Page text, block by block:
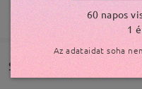
Írjon
TOVÁBBIAK
Szállítás
60 napos
1
Az adataidat soha